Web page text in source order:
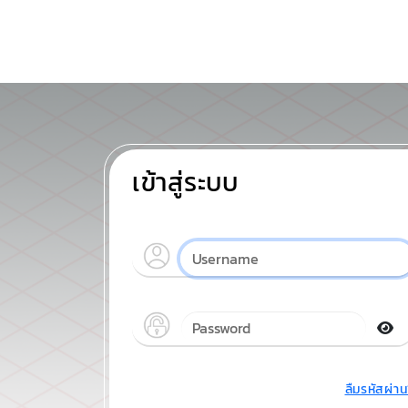
เข้าสู่ระบบ
ลืมรหัสผ่า